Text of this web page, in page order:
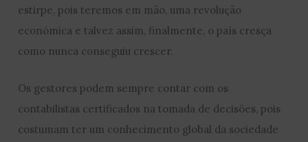
estirpe, pois teremos em mão, uma revolução
económica e talvez assim, finalmente, o país cresça
como nunca conseguiu crescer.
Os gestores podem sempre contar com os
contabilistas certificados na tomada de decisões, pois
costumam ter um conhecimento global da sociedade